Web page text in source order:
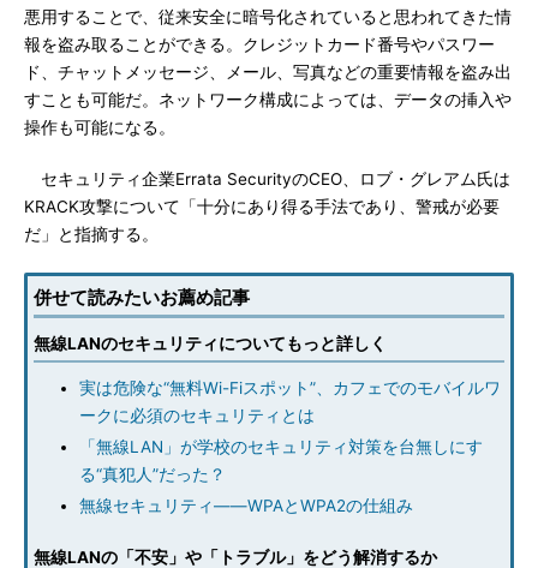
悪用することで、従来安全に暗号化されていると思われてきた情
報を盗み取ることができる。クレジットカード番号やパスワー
ド、チャットメッセージ、メール、写真などの重要情報を盗み出
すことも可能だ。ネットワーク構成によっては、データの挿入や
操作も可能になる。
セキュリティ企業Errata SecurityのCEO、ロブ・グレアム氏は
KRACK攻撃について「十分にあり得る手法であり、警戒が必要
だ」と指摘する。
併せて読みたいお薦め記事
無線LANのセキュリティについてもっと詳しく
実は危険な“無料Wi-Fiスポット”、カフェでのモバイルワ
ークに必須のセキュリティとは
「無線LAN」が学校のセキュリティ対策を台無しにす
る“真犯人”だった？
無線セキュリティ――WPAとWPA2の仕組み
無線LANの「不安」や「トラブル」をどう解消するか